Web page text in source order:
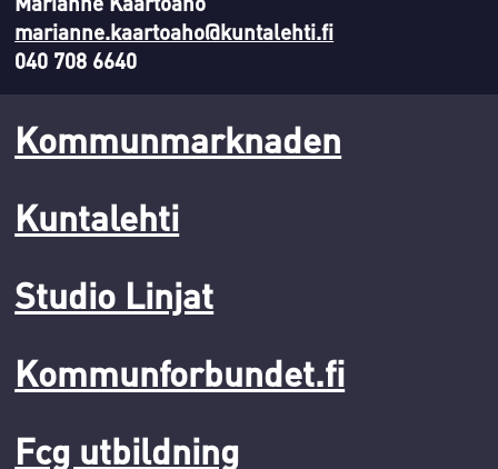
marianne.kaartoaho@kuntalehti.fi
040 708 6640
Kommunmarknaden
Kuntalehti
Studio Linjat
Kommunforbundet.fi
Fcg utbildning